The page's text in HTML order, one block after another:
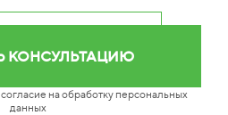
на обработку персональных
данных